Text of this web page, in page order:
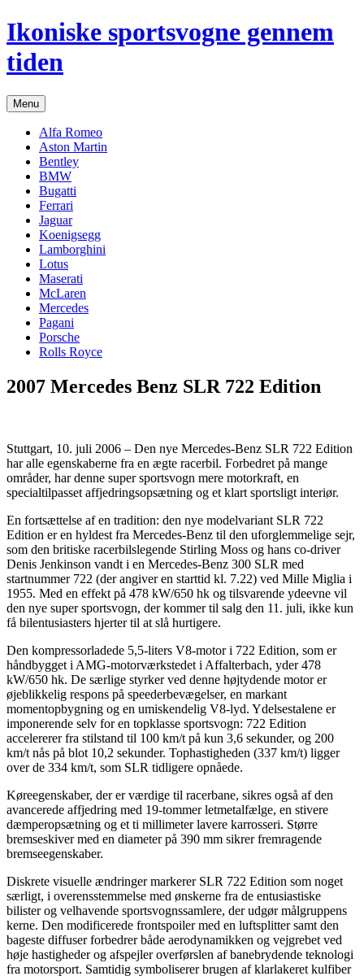
Hop
til
indhold
Ikoniske sportsvogne gennem
tiden
Menu
Alfa Romeo
Aston Martin
Bentley
BMW
Bugatti
Ferrari
Jaguar
Koenigsegg
Lamborghini
Lotus
Maserati
McLaren
Mercedes
Pagani
Porsche
Rolls Royce
2007 Mercedes Benz SLR 722 Edition
Stuttgart, 10. juli 2006 – Den nye Mercedes-Benz SLR 722 Edition
har alle egenskaberne fra en ægte racerbil. Forbedret på mange
områder, har denne super sportsvogn mere motorkraft, en
specialtilpasset affjedringsopsætning og et klart sportsligt interiør.
En fortsættelse af en tradition: den nye modelvariant SLR 722
Edition er en hyldest fra Mercedes-Benz til den uforglemmelige sejr,
som den britiske racerbilslegende Stirling Moss og hans co-driver
Denis Jenkinson vandt i en Mercedes-Benz 300 SLR med
startnummer 722 (der angiver en starttid kl. 7.22) ved Mille Miglia i
1955. Med en effekt på 478 kW/650 hk og tilsvarende ydeevne vil
den nye super sportsvogn, der kommer til salg den 11. juli, ikke kun
få bilentusiasters hjerter til at slå hurtigere.
Den kompressorladede 5,5-liters V8-motor i 722 Edition, som er
håndbygget i AMG-motorværkstedet i Affalterbach, yder 478
kW/650 hk. De særlige styrker ved denne højtydende motor er
øjeblikkelig respons på speederbevægelser, en markant
momentopbygning og en umiskendelig V8-lyd. Ydelsestalene er
imponerende selv for en topklasse sportsvogn: 722 Edition
accelererer fra stilstand til 100 km/t på kun 3,6 sekunder, og 200
km/t nås på blot 10,2 sekunder. Tophastigheden (337 km/t) ligger
over de 334 km/t, som SLR tidligere opnåede.
Køreegenskaber, der er værdige til racerbane, sikres også af den
avancerede affjedring med 19-tommer letmetalfælge, en stivere
dæmperopsætning og et ti millimeter lavere karrosseri. Større
bremseskiver med en diameter på 390 mm sikrer fremragende
bremseegenskaber.
Diskrete visuelle ændringer markerer SLR 722 Edition som noget
særligt, i overensstemmelse med ønskerne fra de entusiastiske
bilister og velhavende sportsvognssamlere, der udgør målgruppens
kerne. Den modificerede frontspoiler med en luftsplitter samt den
bageste diffuser forbedrer både aerodynamikken og vejgrebet ved
høje hastigheder og afspejler overførslen af banebrydende teknologi
fra motorsport. Samtidig symboliserer brugen af klarlakeret kulfiber